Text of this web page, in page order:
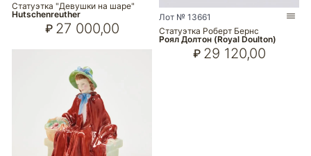
Статуэтка "Девушки на шаре"
Hutschenreuther
₽ 27 000,00
Лот № 13661
Статуэтка Роберт Бернс
Роял Долтон (Royal Doulton)
₽ 29 120,00